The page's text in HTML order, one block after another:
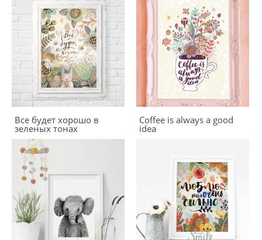
Все будет хорошо в
зеленых тонах
Coffee is always a good
idea